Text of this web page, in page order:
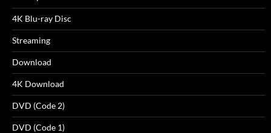
4K Blu-ray Disc
Streaming
Download
4K Download
DVD (Code 2)
DVD (Code 1)